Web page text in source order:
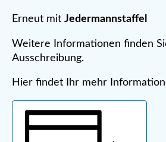
Erneut mit Jedermannstaffel
Weitere Informationen finden
Ausschreibung.
Hier findet Ihr mehr